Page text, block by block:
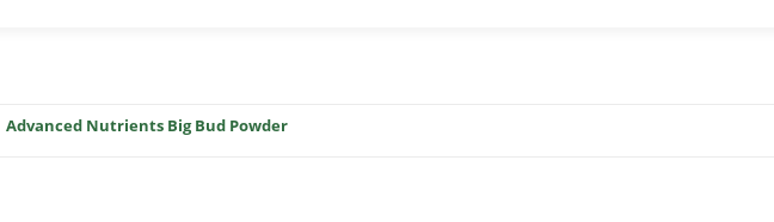
Advanced Nutrients Big Bud Powder